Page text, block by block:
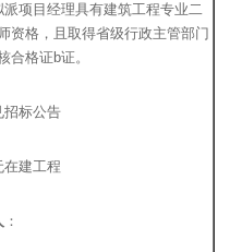
派项目经理具有建筑工程专业二
资格，且取得省级行政主管部门
合格证b证。
招标公告
在建工程
：